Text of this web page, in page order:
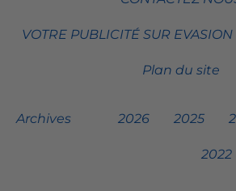
VOTRE PUBLICITÉ SUR EVASION
Plan du site
Archives 2026 2025
2022